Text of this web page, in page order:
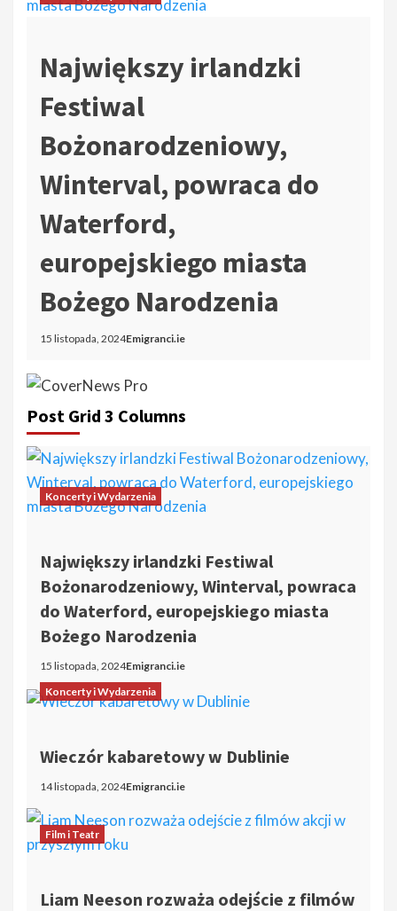
Największy irlandzki
Festiwal
Bożonarodzeniowy,
Winterval, powraca do
Waterford,
europejskiego miasta
Bożego Narodzenia
15 listopada, 2024Emigranci.ie
Post Grid 3 Columns
Koncerty i Wydarzenia
Największy irlandzki Festiwal
Bożonarodzeniowy, Winterval, powraca
do Waterford, europejskiego miasta
Bożego Narodzenia
15 listopada, 2024Emigranci.ie
Koncerty i Wydarzenia
Wieczór kabaretowy w Dublinie
14 listopada, 2024Emigranci.ie
Film i Teatr
Liam Neeson rozważa odejście z filmów